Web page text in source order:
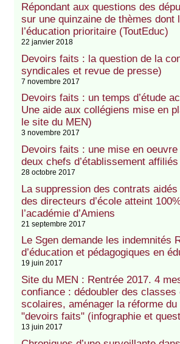
Répondant aux questions des
sur une quinzaine de thèmes dont
l’éducation prioritaire (ToutEduc)
22 janvier 2018
Devoirs faits : la question de la
syndicales et revue de presse)
7 novembre 2017
Devoirs faits : un temps d’étude
Une aide aux collégiens mise en
le site du MEN)
3 novembre 2017
Devoirs faits : une mise en
deux chefs d’établissement
28 octobre 2017
La suppression des contrats
des directeurs d’école atteint
l’académie d’Amiens
21 septembre 2017
Le Sgen demande les indemnités
d’éducation et pédagogiques en
19 juin 2017
Site du MEN : Rentrée 2017. 4
confiance : dédoubler des
scolaires, aménager la réforme
"devoirs faits" (infographie et
13 juin 2017